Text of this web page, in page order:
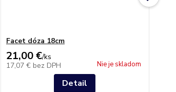
Facet dóza 18cm
21,00 €/ks
17,07 € bez DPH Nie je skladom
Detail